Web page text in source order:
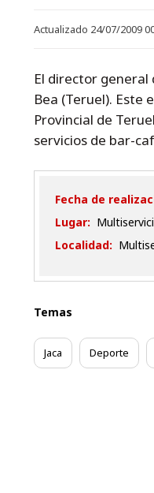
Actualizado 24/07/2009
El director general
Bea (Teruel). Este
Provincial de
servicios de bar-
Fecha de
Lugar:
Localidad:
Temas
Jaca Deporte